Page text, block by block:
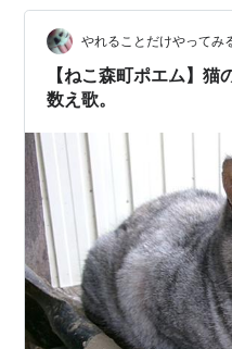
格』との判定が下されれ
ってしまうのです。 昨年
た。 監査官は彗星に擬態
すべてを審査会場に送り届
やれることだけやってみ
【ねこ森町ポエム】猫
数え歌。